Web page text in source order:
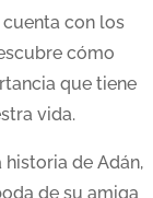
con los
cómo
que tiene
vida.
de Adán,
de su amiga